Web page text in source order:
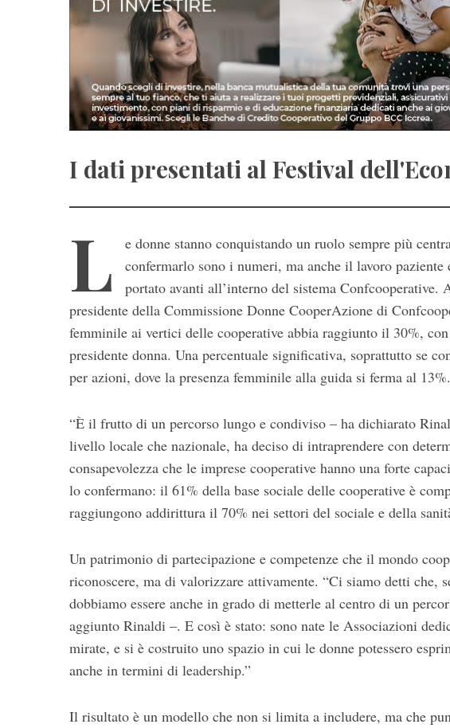
I dati presentati al Festival
L
e donne stanno conquistando un ruolo sempre più
confermarlo sono i numeri, ma anche il lavoro
portato avanti all’interno del sistema Confcooperative.
presidente della Commissione Donne CooperAzione di
femminile ai vertici delle cooperative abbia raggiunto il 30%,
presidente donna. Una percentuale significativa, soprattutto se
per azioni, dove la presenza femminile alla guida si ferma al 13%.
“È il frutto di un percorso lungo e condiviso – ha dichiarato
livello locale che nazionale, ha deciso di intraprendere con
consapevolezza che le imprese cooperative hanno una forte
lo confermano: il 61% della base sociale delle cooperative è
raggiungono addirittura il 70% nei settori del sociale e della
Un patrimonio di partecipazione e competenze che il mondo
riconoscere, ma di valorizzare attivamente. “Ci siamo detti che,
dobbiamo essere anche in grado di metterle al centro di un
aggiunto Rinaldi –. E così è stato: sono nate le Associazioni
mirate, e si è costruito uno spazio in cui le donne potessero
anche in termini di leadership.”
Il risultato è un modello che non si limita a includere, ma che
e
a
r
c
o
r